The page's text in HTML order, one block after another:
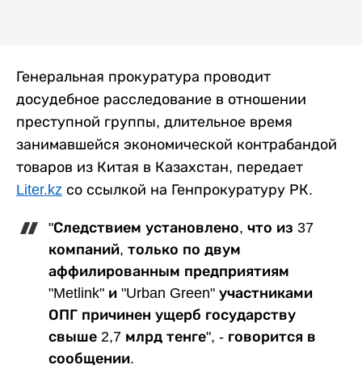
Генеральная прокуратура проводит
досудебное расследование в отношении
преступной группы, длительное время
занимавшейся экономической контрабандой
товаров из Китая в Казахстан, передает
Liter.kz со ссылкой на Генпрокуратуру РК.
"Следствием установлено, что из 37
компаний, только по двум
аффилированным предприятиям
"Metlink" и "Urban Green" участниками
ОПГ причинен ущерб государству
свыше 2,7 млрд тенге", - говорится в
сообщении.